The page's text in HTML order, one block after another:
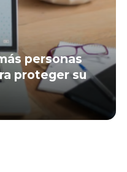
personas
proteger su